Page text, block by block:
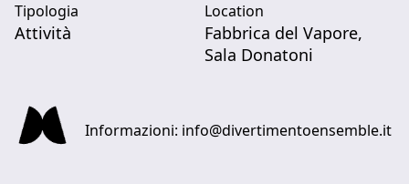
Tipologia
Attività
Location
Fabbrica del Vapore,
Sala Donatoni
Informazioni: info@divertimentoensemble.it